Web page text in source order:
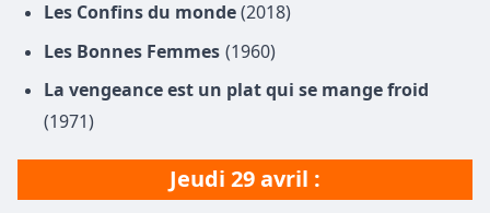
Les Confins du monde (2018)
Les Bonnes Femmes (1960)
La vengeance est un plat qui se mange froid
(1971)
Jeudi 29 avril :